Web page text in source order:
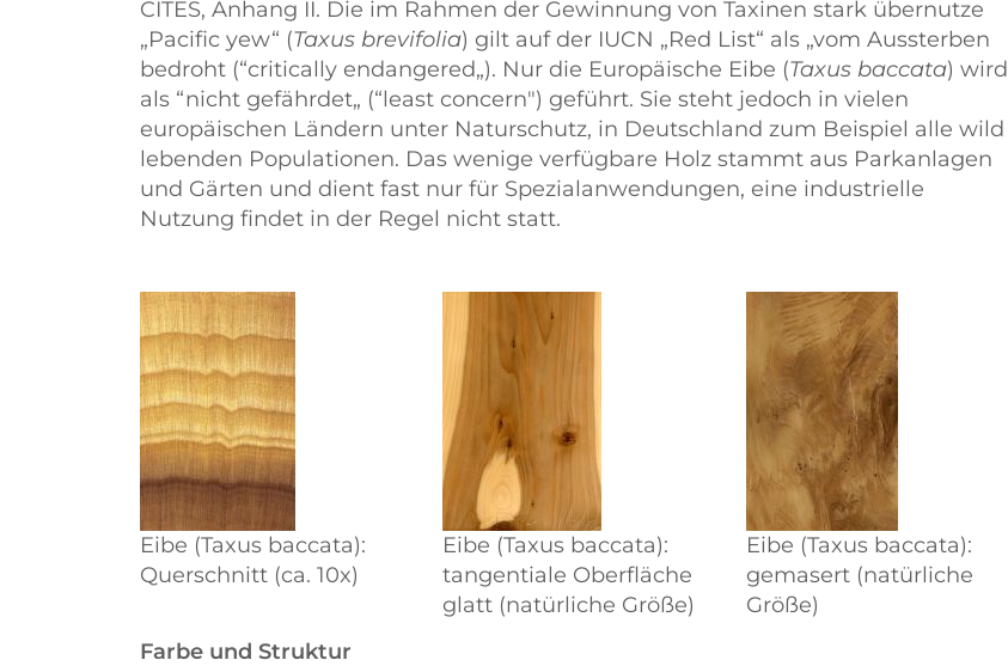
CITES, Anhang II. Die im Rahmen der Gewinnung von Taxinen stark übernutze
Pacific yew
(Taxus brevifolia) gilt auf der IUCN Red List als vom Aussterben
bedroht ( critically endangered ). Nur die Europäische Eibe (Taxus baccata) wird
als
nicht gefährdet ( least concern") geführt. Sie steht jedoch in vielen
europäischen Ländern unter Naturschutz, in Deutschland zum Beispiel alle wild
lebenden Populationen. Das wenige verfügbare Holz stammt aus Parkanlagen
und Gärten und dient fast nur für Spezialanwendungen, eine industrielle
Nutzung findet in der Regel nicht statt.
Eibe (Taxus baccata):
Querschnitt (ca. 10x)
Eibe (Taxus baccata):
tangentiale Oberfläche
glatt (natürliche Größe)
Eibe (Taxus baccata):
gemasert (natürliche
Größe)
Farbe und Struktur